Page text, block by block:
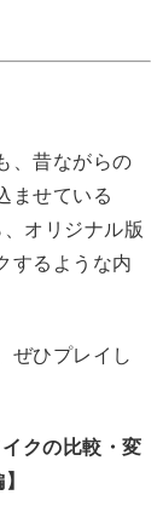
、昔ながらの
ませている
オリジナル版
するような内
ぜひプレイし
クの比較・変